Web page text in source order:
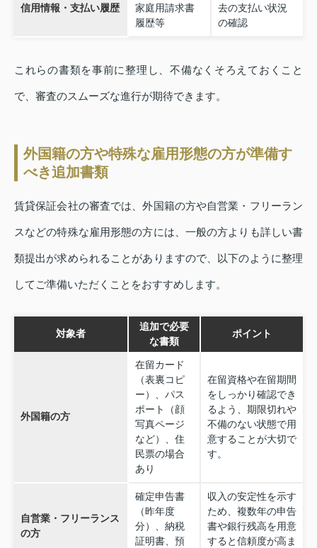
信用情報・支払い履歴
家庭用請求書
履歴等
去の支払い状況
の確認
これらの書類を事前に整理し、不備なくそろえておくこと
で、審査のスムーズな進行が期待できます。
外国籍の方や特殊な雇用形態の方が準備す
べき追加書類
賃貸保証会社の審査では、外国籍の方や自営業・フリーラン
スなどの特殊な雇用形態の方には、一般の方よりも詳しい書
類提出が求められることがありますので、以下のように整理
してご準備いただくことをおすすめします。
対象者
追加で必要
な書類
ポイント
外国籍の方
在留カード
（表裏コピ
ー）、パス
ポート（顔
写真ページ
など）、住
民票の場合
あり
在留資格や在留期間
をしっかり確認でき
るよう、期限切れや
不備のない状態で用
意することが大切で
す。
自営業・フリーランス
の方
確定申告書
（昨年度
分）、納税
証明書、預
収入の安定性を示す
ため、複数年の申告
書や銀行残高を用意
すると信頼度が高ま